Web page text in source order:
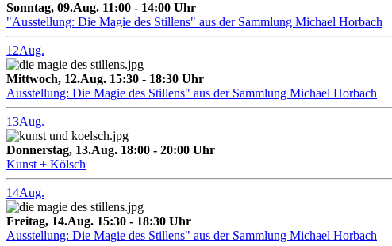
Sonntag, 09.Aug. 11:00 - 14:00 Uhr
"Ausstellung: Die Magie des Stillens" aus der Sammlung Michael Horbach
12Aug.
Mittwoch, 12.Aug. 15:30 - 18:30 Uhr
Ausstellung: Die Magie des Stillens" aus der Sammlung Michael Horbach
13Aug.
Donnerstag, 13.Aug. 18:00 - 20:00 Uhr
Kunst + Kölsch
14Aug.
Freitag, 14.Aug. 15:30 - 18:30 Uhr
Ausstellung: Die Magie des Stillens" aus der Sammlung Michael Horbach